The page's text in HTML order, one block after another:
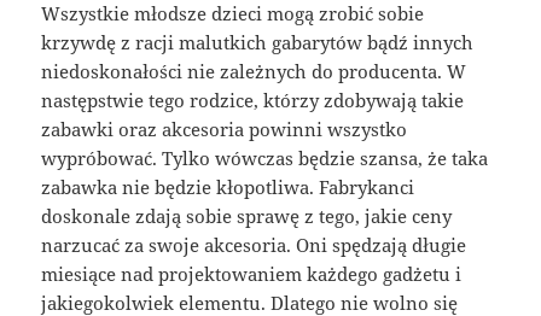
Wszystkie młodsze dzieci mogą zrobić sobie
krzywdę z racji malutkich gabarytów bądź innych
niedoskonałości nie zależnych do producenta. W
następstwie tego rodzice, którzy zdobywają takie
zabawki oraz akcesoria powinni wszystko
wypróbować. Tylko wówczas będzie szansa, że taka
zabawka nie będzie kłopotliwa. Fabrykanci
doskonale zdają sobie sprawę z tego, jakie ceny
narzucać za swoje akcesoria. Oni spędzają długie
miesiące nad projektowaniem każdego gadżetu i
jakiegokolwiek elementu. Dlatego nie wolno się